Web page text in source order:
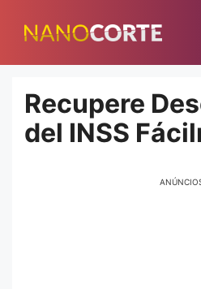
para
conteúdo
Recupere
del INSS